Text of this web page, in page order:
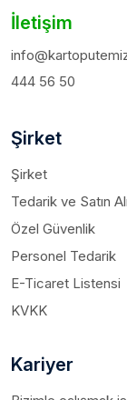
İletişim
444 56 50
Şirket
Şirket
Tedarik ve Satın
Özel Güvenlik
Personel Tedarik
E-Ticaret Listensi
KVKK
Kariyer